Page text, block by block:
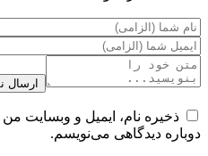
ارسال
ذخیره نام، ایمیل و وبسایت
دوباره دیدگاهی می‌نویسم.